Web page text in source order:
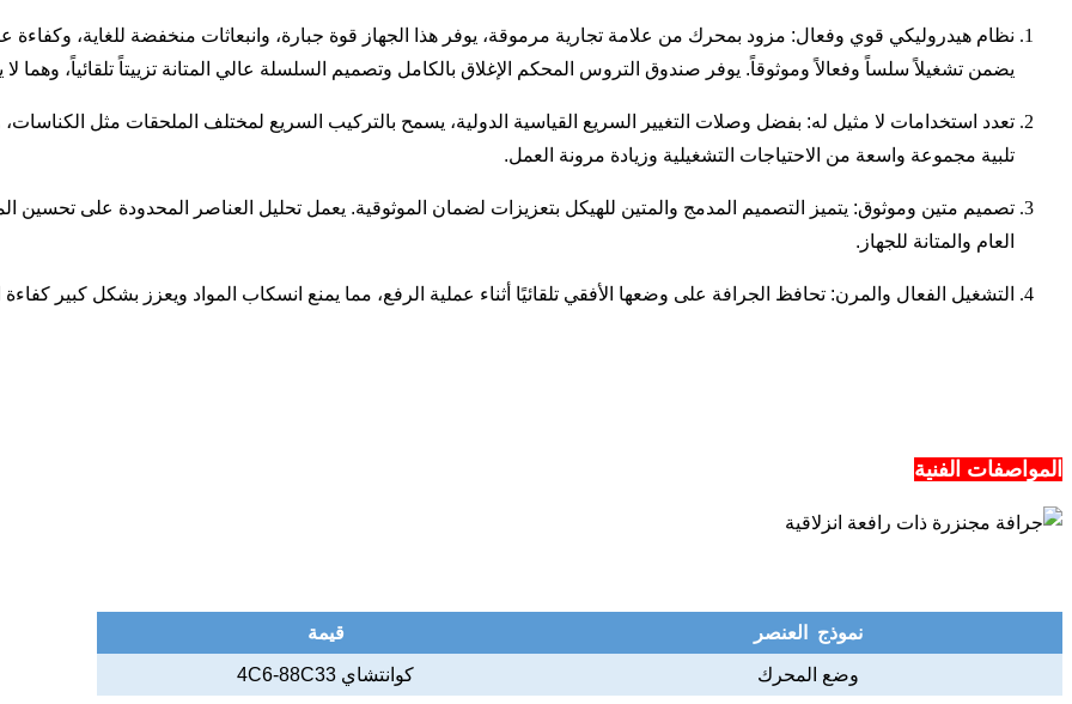
نظام هيدروليكي قوي وفعال: مزود بمحرك من علامة تجارية مرموقة، يوفر هذا الجهاز قوة جبارة، وانبعاثات منخفضة للغاية، وكفاءة
يضمن تشغيلاً سلساً وفعالاً وموثوقاً. يوفر صندوق التروس المحكم الإغلاق بالكامل وتصميم السلسلة عالي المتانة تزييتاً تلقائياً، وهما
تعدد استخدامات لا مثيل له: بفضل وصلات التغيير السريع القياسية الدولية، يسمح بالتركيب السريع لمختلف الملحقات مثل
تلبية مجموعة واسعة من الاحتياجات التشغيلية وزيادة مرونة العمل.
تصميم متين وموثوق: يتميز التصميم المدمج والمتين للهيكل بتعزيزات لضمان الموثوقية. يعمل تحليل العناصر المحدودة على تحسين
العام والمتانة للجهاز.
التشغيل الفعال والمرن: تحافظ الجرافة على وضعها الأفقي تلقائيًا أثناء عملية الرفع، مما يمنع انسكاب المواد ويعزز بشكل كبير
المواصفات الفنية
نموذج العنصر قيمة
وضع المحرك كوانتشاي 4C6-88C33